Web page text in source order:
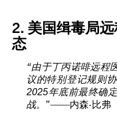
2. 美国缉毒局
态
“由于丁丙诺啡远程
议的特别登记规则
2025年底前最终确
战。 ”——内森·比弗